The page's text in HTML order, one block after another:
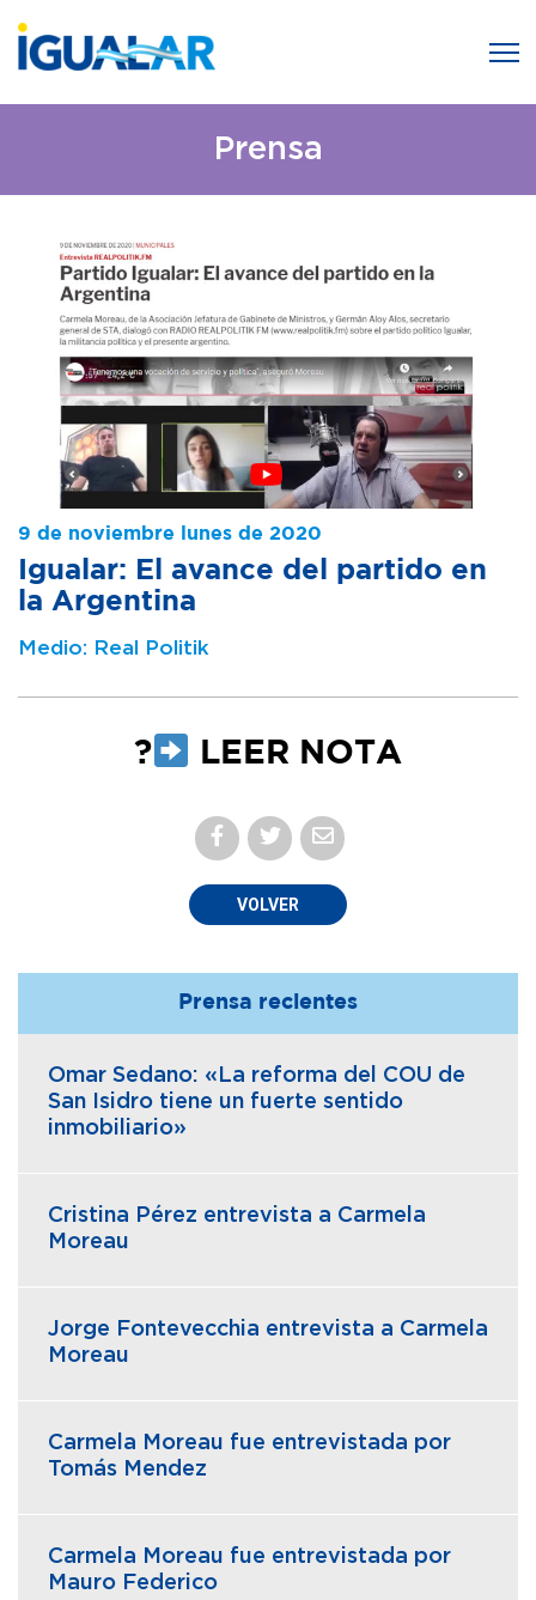
Prensa
9 de noviembre lunes de 2020
Igualar: El avance del partido en
la Argentina
Medio: Real Politik
? LEER NOTA
VOLVER
Prensa recientes
Omar Sedano: «La reforma del COU de
San Isidro tiene un fuerte sentido
inmobiliario»
Cristina Pérez entrevista a Carmela
Moreau
Jorge Fontevecchia entrevista a Carmela
Moreau
Carmela Moreau fue entrevistada por
Tomás Mendez
Carmela Moreau fue entrevistada por
Mauro Federico